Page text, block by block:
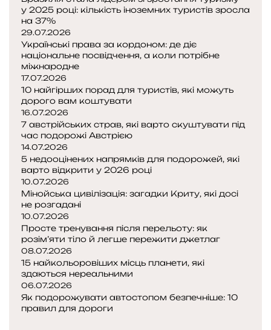
у 2025 році: кількість іноземних туристів зросла
на 37%
29.07.2026
Українські права за кордоном: де діє
національне посвідчення, а коли потрібне
міжнародне
17.07.2026
10 найгірших порад для туристів, які можуть
дорого вам коштувати
16.07.2026
7 австрійських страв, які варто скуштувати під
час подорожі Австрією
14.07.2026
5 недооцінених напрямків для подорожей, які
варто відкрити у 2026 році
10.07.2026
Мінойська цивілізація: загадки Криту, які досі
не розгадані
10.07.2026
Просте тренування після перельоту: як
розім’яти тіло й легше пережити джетлаг
08.07.2026
15 найкольоровіших місць планети, які
здаються нереальними
06.07.2026
Як подорожувати автостопом безпечніше: 10
правил для дороги